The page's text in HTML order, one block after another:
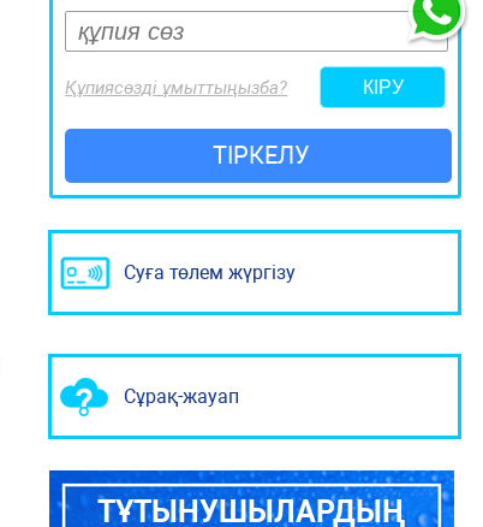
Құпиясөзді ұмыттыңызба?
ТІРКЕЛУ
Суға төлем жүргізу
Сұрақ-жауап
ТҰТЫНУШЫЛАРДЫҢ